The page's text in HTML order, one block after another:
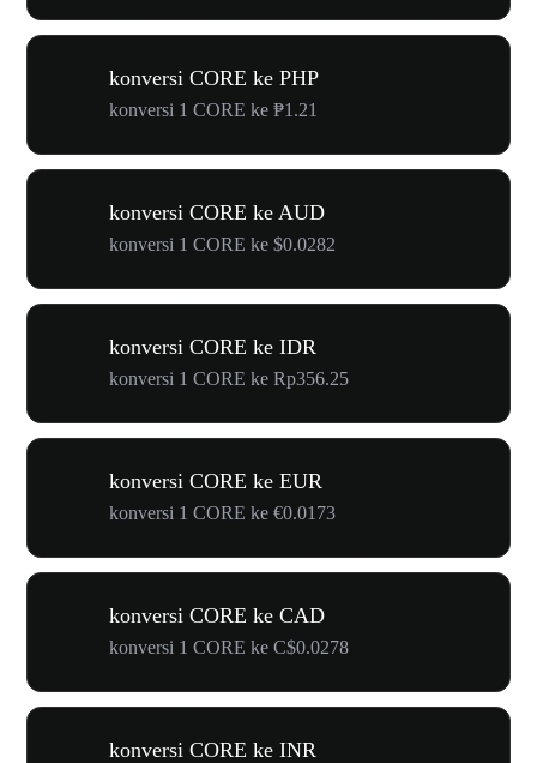
konversi CORE ke PHP
konversi 1 CORE ke ₱1.21
konversi CORE ke AUD
konversi 1 CORE ke $0.0282
konversi CORE ke IDR
konversi 1 CORE ke Rp356.25
konversi CORE ke EUR
konversi 1 CORE ke €0.0173
konversi CORE ke CAD
konversi 1 CORE ke C$0.0278
konversi CORE ke INR